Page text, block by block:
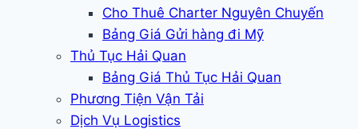
Cho Thuê Charter Nguyên Chuyến
Bảng Giá Gửi hàng đi Mỹ
Thủ Tục Hải Quan
Bảng Giá Thủ Tục Hải Quan
Phương Tiện Vận Tải
Dịch Vụ Logistics